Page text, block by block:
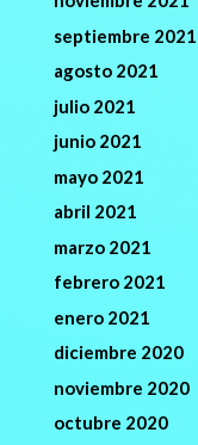
septiembre 2021
agosto 2021
julio 2021
junio 2021
mayo 2021
abril 2021
marzo 2021
febrero 2021
enero 2021
diciembre 2020
noviembre 2020
octubre 2020